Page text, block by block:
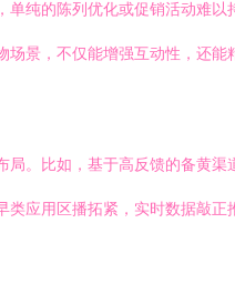
纯的陈列优化或促销活动难以
景，不仅能增强互动性，还能
局。比如，基于高反馈的备黄渠
应用区播拓紧，实时数据敲正